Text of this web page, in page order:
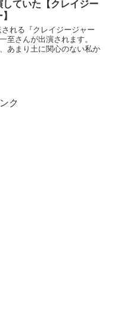
していた【クレイジー
れる『クレイジージャー
至さんが出演されます。
あまり土に関心のない私か
ク